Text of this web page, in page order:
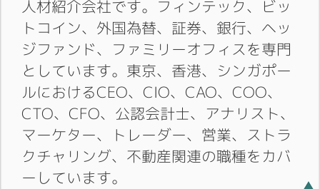
人材紹介会社です。フィンテック、ビッ
トコイン、外国為替、証券、銀行、ヘッ
ジファンド、ファミリーオフィスを専門
としています。東京、香港、シンガポー
ルにおけるCEO、CIO、CAO、COO、
CTO、CFO、公認会計士、アナリスト、
マーケター、トレーダー、営業、ストラ
クチャリング、不動産関連の職種をカバ
ーしています。